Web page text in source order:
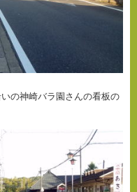
の神崎バラ園さんの看板の